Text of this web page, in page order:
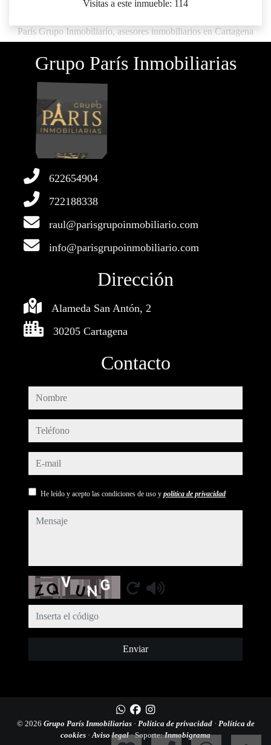
Visitas a este inmueble: 114
París Grupo Inmobiliario, asesores inmobiliarios en Cartagena
Grupo París Inmobiliarias
622654904
722188338
raul@parisgrupoinmobiliario.com
info@parisgrupoinmobiliario.com
Dirección
Alameda San Antón, 2
30205 Cartagena
Contacto
nombre
teléfono
e-mail
He leído y acepto las condiciones de uso y política de privacidad
mensaje
Captcha
Enviar
© 2026 Grupo París Inmobiliarias · Política de privacidad · Política de
cookies ·Aviso legal· Soporte:Inmobigrama